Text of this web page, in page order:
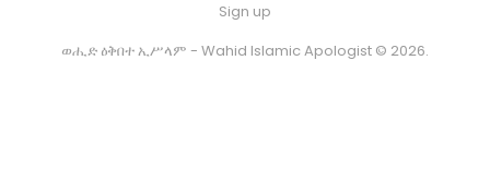
Sign up
ወሒድ ዕቅበተ ኢሥላም - Wahid Islamic Apologist © 2026.